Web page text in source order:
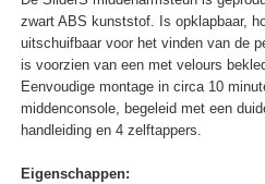
zwart ABS kunststof. Is opklapbaar,
uitschuifbaar voor het vinden van de
is voorzien van een met velours
Eenvoudige montage in circa 10
middenconsole, begeleid met een
handleiding en 4 zelftappers.
Eigenschappen: